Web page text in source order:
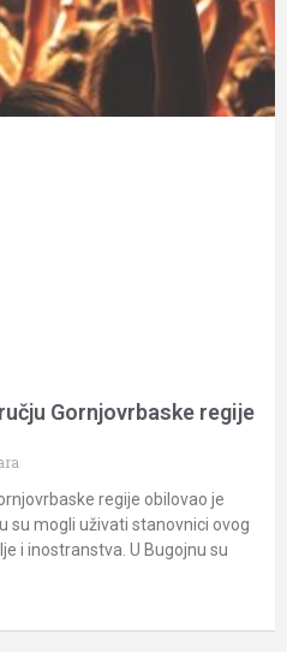
Gornjovrbaske regije
regije obilovao je
su mogli uživati stanovnici ovog
i inostranstva. U Bugojnu su